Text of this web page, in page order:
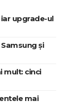
upgrade-ul
și
mult: cinci
mai